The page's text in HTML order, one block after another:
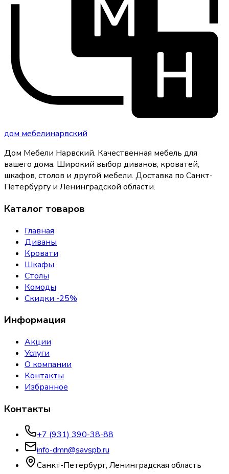
дом мебелинарвский
Дом Мебели Нарвский. Качественная мебель для
вашего дома. Широкий выбор диванов, кроватей,
шкафов, столов и другой мебели. Доставка по Санкт-
Петербургу и Ленинградской области.
Каталог товаров
Главная
Диваны
Кровати
Шкафы
Столы
Комоды
Скидки -25%
Информация
Акции
Услуги
О компании
Контакты
Избранное
Контакты
+7 (931) 390-38-88
info-dmn@savspb.ru
Санкт-Петербург, Ленинградская область